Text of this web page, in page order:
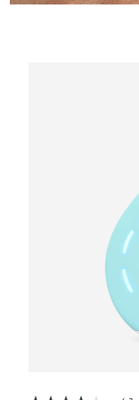
Malta